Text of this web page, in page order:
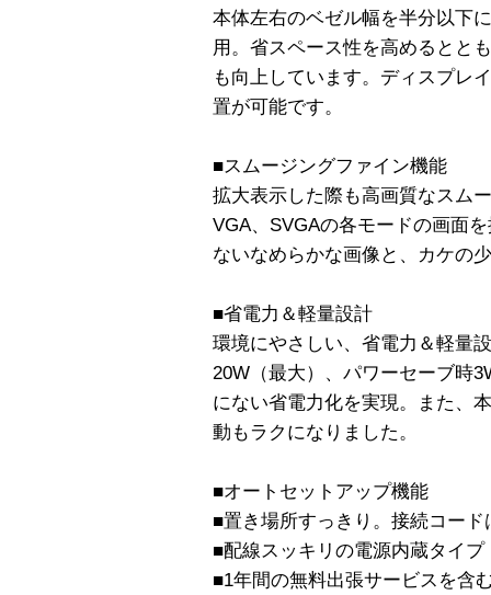
本体左右のベゼル幅を半分以下
用。省スペース性を高めるとと
も向上しています。ディスプレ
置が可能です。
■スムージングファイン機能
拡大表示した際も高画質なスム
VGA、SVGAの各モードの画面
ないなめらかな画像と、カケの
■省電力＆軽量設計
環境にやさしい、省電力＆軽量
20W（最大）、パワーセーブ時
にない省電力化を実現。また、
動もラクになりました。
■オートセットアップ機能
■置き場所すっきり。接続コー
■配線スッキリの電源内蔵タイプ
■1年間の無料出張サービスを含